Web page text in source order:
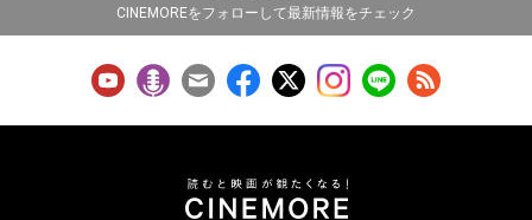
CINEMOREをフォローして最新情報をチェック